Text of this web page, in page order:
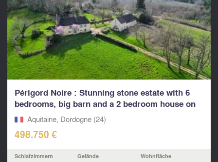
Périgord Noire : Stunning stone estate with 6
bedrooms, big barn and a 2 bedroom house on
25...Aquitaine, Dordogne (24)
498.750 €
Schlafzimmern Gelände Wohnfläche